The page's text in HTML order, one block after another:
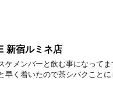
新宿ルミネ店
ケメンバーと飲む事になって
く着いたので茶シバクことに